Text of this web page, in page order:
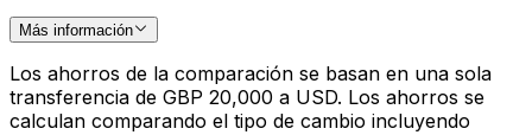
Más información
Los ahorros de la comparación se basan en una sola
transferencia de GBP 20,000 a USD. Los ahorros se
calculan comparando el tipo de cambio incluyendo